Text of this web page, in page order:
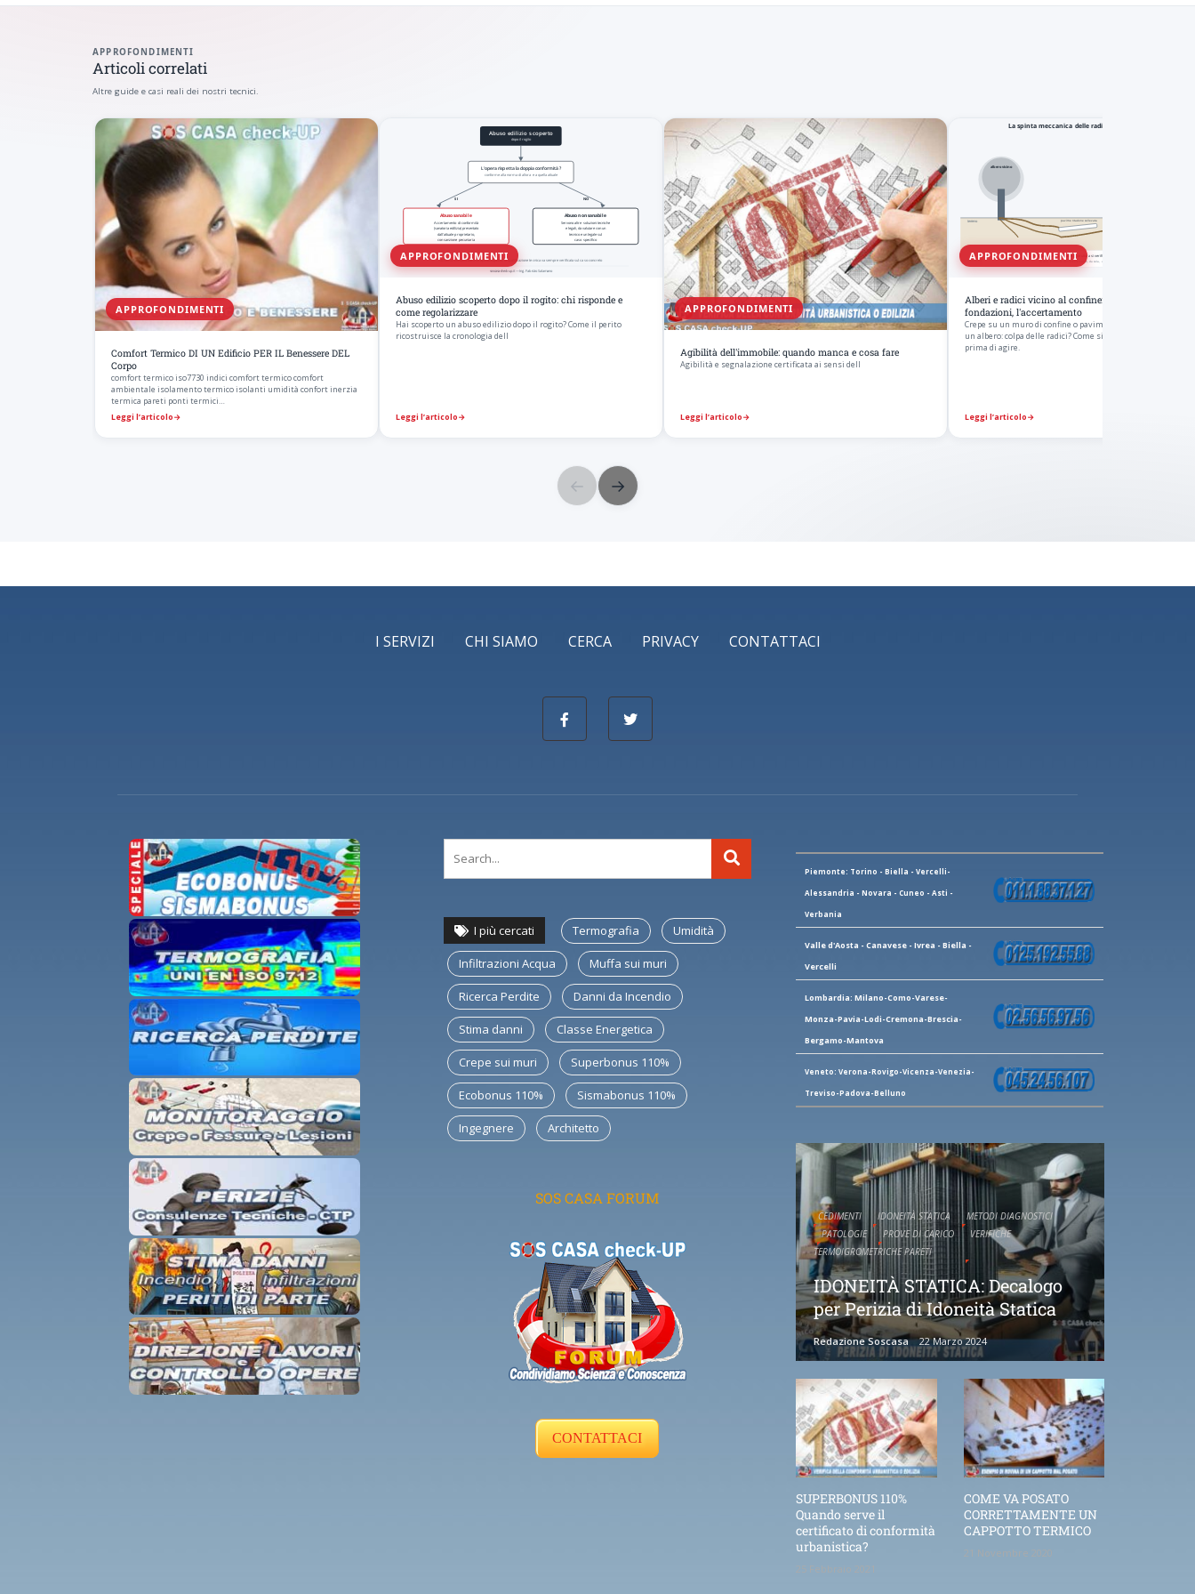
APPROFONDIMENTI
Articoli correlati
Altre guide e casi reali dei nostri tecnici.
APPROFONDIMENTI
Comfort Termico DI UN Edificio PER IL Benessere DEL
Corpo
comfort termico iso7730 indici comfort termico comfort
ambientale isolamento termico isolanti umidità confort inerzia
termica pareti ponti termici…
Leggi l’articolo→
APPROFONDIMENTI
Abuso edilizio scoperto dopo il rogito: chi risponde e
come regolarizzare
Hai scoperto un abuso edilizio dopo il rogito? Come il perito
ricostruisce la cronologia dell
Leggi l’articolo→
APPROFONDIMENTI
Agibilità dell'immobile: quando manca e cosa fare
Agibilità e segnalazione certificata ai sensi dell
Leggi l’articolo→
APPROFONDIMENTI
Alberi e radici vicino al confine: danni a muri e
fondazioni, l'accertamento
Crepe su un muro di confine o pavimentazione sollevata
un albero: colpa delle radici? Come si accerta il nesso tecnico
prima di agire.
Leggi l’articolo→
← →
I SERVIZI CHI SIAMO CERCA PRIVACY CONTATTACI
I più cercati Termografia Umidità
Infiltrazioni Acqua Muffa sui muri
Ricerca Perdite Danni da Incendio
Stima danni Classe Energetica
Crepe sui muri Superbonus 110%
Ecobonus 110% Sismabonus 110%
Ingegnere Architetto
SOS CASA FORUM
CONTATTACI
Piemonte: Torino - Biella - Vercelli-
Alessandria - Novara - Cuneo - Asti -
Verbania
Valle d'Aosta - Canavese - Ivrea - Biella -
Vercelli
Lombardia: Milano-Como-Varese-
Monza-Pavia-Lodi-Cremona-Brescia-
Bergamo-Mantova
Veneto: Verona-Rovigo-Vicenza-Venezia-
Treviso-Padova-Belluno
CEDIMENTI IDONEITÀ STATICA
METODI DIAGNOSTICI
PATOLOGIE
PROVE DI CARICO
VERIFICHE
TERMOIGROMETRICHE PARETI
IDONEITÀ STATICA: Decalogo
per Perizia di Idoneità Statica
Redazione Soscasa 22 Marzo 2024
SUPERBONUS 110%
Quando serve il
certificato di conformità
urbanistica?
25 Febbraio 2021
COME VA POSATO
CORRETTAMENTE UN
CAPPOTTO TERMICO
21 Novembre 2020